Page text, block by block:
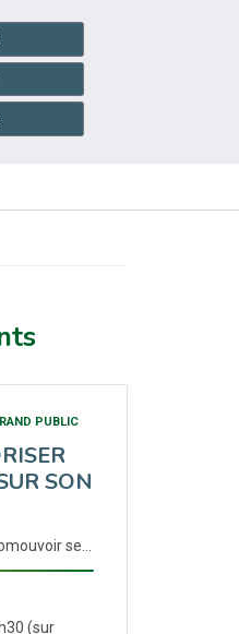
NOUS
PUBLIC
SON
(sur